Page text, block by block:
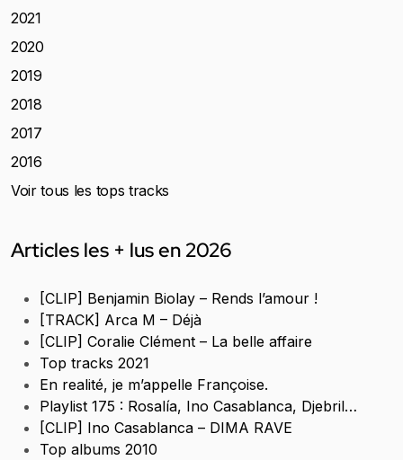
2021
2020
2019
2018
2017
2016
Voir tous les tops tracks
Articles les + lus en 2026
[CLIP] Benjamin Biolay – Rends l’amour !
[TRACK] Arca M – Déjà
[CLIP] Coralie Clément – La belle affaire
Top tracks 2021
En realité, je m’appelle Françoise.
Playlist 175 : Rosalía, Ino Casablanca, Djebril…
[CLIP] Ino Casablanca – DIMA RAVE
Top albums 2010